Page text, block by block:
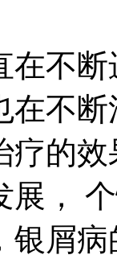
在不
在不
疗的
展，
银屑